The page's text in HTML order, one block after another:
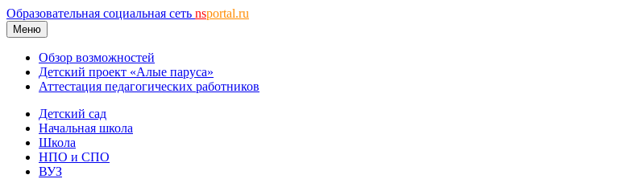
Образовательная социальная сеть nsportal.ru
Меню
Обзор возможностей
Детский проект «Алые паруса»
Аттестация педагогических работников
Детский сад
Начальная школа
Школа
НПО и СПО
ВУЗ